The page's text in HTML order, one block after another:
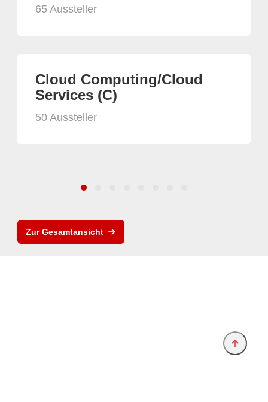
65 Aussteller
Cloud Computing/Cloud
Services (C)
50 Aussteller
Zur Gesamtansicht